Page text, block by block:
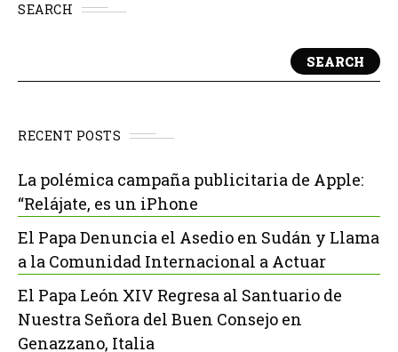
SEARCH
SEARCH
RECENT POSTS
La polémica campaña publicitaria de Apple:
“Relájate, es un iPhone
El Papa Denuncia el Asedio en Sudán y Llama
a la Comunidad Internacional a Actuar
El Papa León XIV Regresa al Santuario de
Nuestra Señora del Buen Consejo en
Genazzano, Italia